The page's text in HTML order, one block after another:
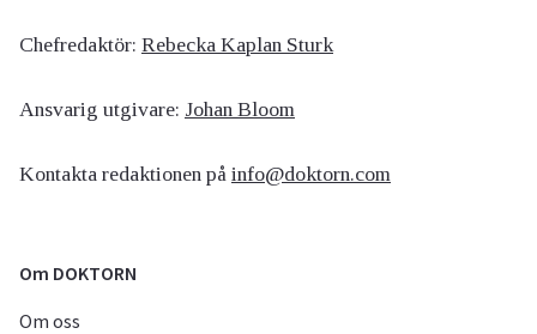
Chefredaktör: Rebecka Kaplan Sturk
Ansvarig utgivare: Johan Bloom
Kontakta redaktionen på info@doktorn.com
Om DOKTORN
Om oss